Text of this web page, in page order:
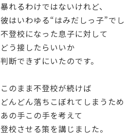
暴れるわけではないけれど、
彼はいわゆる“はみだしっ子”でし
不登校になった息子に対して
どう接したらいいか
判断できずにいたのです。
このまま不登校が続けば
どんどん落ちこぼれてしまうため
あの手この手を考えて
登校させる策を講じました。